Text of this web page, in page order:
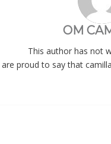
OM
This author has not
proud to say that camilla